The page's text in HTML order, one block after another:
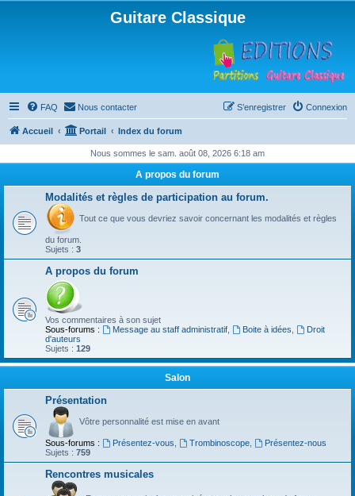
Guitare Classique
FAQ Nous contacter Connexion
S’enregistrer
Accueil Portail Index du forum
Nous sommes le sam. août 08, 2026 6:18 am
A propos du forum
Modalités et règles de participation au forum.
Tout ce que vous devriez savoir concernant les modalités et règles
du forum.
Sujets : 3
A propos du forum
Vos commentaires à son sujet
Sous-forums :
Message au staff administratif, Boite à idées
Droit
d'auteurs
Sujets : 129
Salon
Présentation
Vôtre personnalité est mise en avant
Sous-forums : Présentez-vous Trombinoscope,
Présentez-nous
Sujets : 759
Rencontres musicales